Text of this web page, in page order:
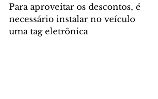
Para aproveitar os descontos, é
necessário instalar no veículo
uma tag eletrônica